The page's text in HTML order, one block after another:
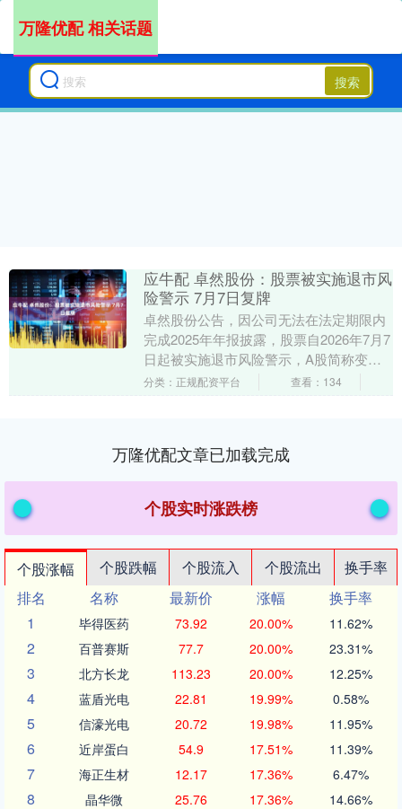
搜索
万隆优配 相关话题
应牛配 卓然股份：股票被实施退市风
险警示 7月7日复牌
卓然股份公告，因公司无法在法定期限内
完成2025年年报披露，股票自2026年7月7
日起被实施退市风险警示，A股简称变更
为“*ST卓然”，日涨跌幅限制仍为20%。....
分类：正规配资平台 查看：134
万隆优配文章已加载完成
个股实时涨跌榜
个股涨幅 个股跌幅 个股流入 个股流出
换手率
排名
名称 最新价 涨幅
换手率
1
毕得医药 73.92 20.00% 11.62%
2 百普赛斯 77.7 20.00% 23.31%
3 北方长龙 113.23 20.00% 12.25%
4 蓝盾光电 22.81 19.99% 0.58%
5 信濠光电 20.72 19.98% 11.95%
6 近岸蛋白 54.9 17.51% 11.39%
7 海正生材 12.17 17.36% 6.47%
8 晶华微 25.76 17.36% 14.66%